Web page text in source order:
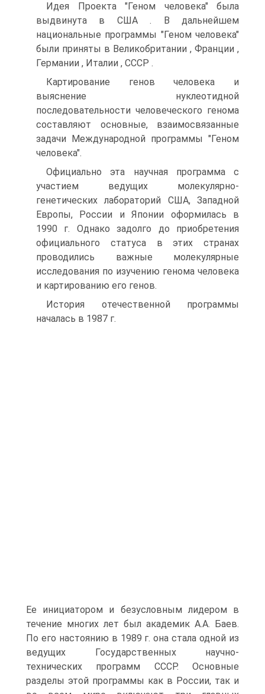
Идея Проекта "Геном человека" была
выдвинута в США . В дальнейшем
национальные программы "Геном человека"
были приняты в Великобритании , Франции ,
Германии , Италии , СССР .
Картирование генов человека и
выяснение нуклеотидной
последовательности человеческого генома
составляют основные, взаимосвязанные
задачи Международной программы "Геном
человека".
Официально эта научная программа с
участием ведущих молекулярно-
генетических лабораторий США, Западной
Европы, России и Японии оформилась в
1990 г. Однако задолго до приобретения
официального статуса в этих странах
проводились важные молекулярные
исследования по изучению генома человека
и картированию его генов.
История отечественной программы
началась в 1987 г.
Ее инициатором и безусловным лидером в
течение многих лет был академик А.А. Баев.
По его настоянию в 1989 г. она стала одной из
ведущих Государственных научно-
технических программ СССР. Основные
разделы этой программы как в России, так и